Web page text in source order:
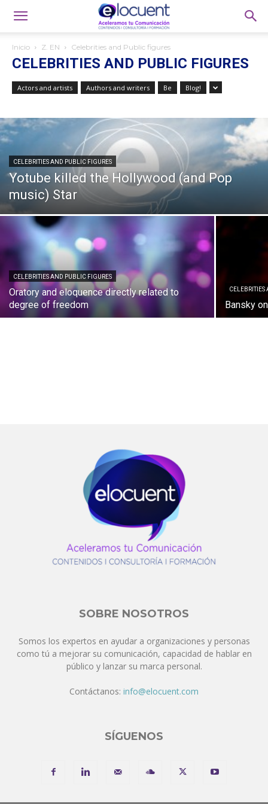
Inicio Z. EN Celebrities and Public figures
CELEBRITIES AND PUBLIC FIGURES
Actors and artists Authors and writers Be Blog!
CELEBRITIES AND PUBLIC FIGURES
Yotube killed the Hollywood (and Pop
music) Star
CELEBRITIES AND PUBLIC FIGURES
Oratory and eloquence directly related to
degree of freedom
CELEBRITIES
Bansky
SOBRE NOSOTROS
Somos los expertos en ayudar a organizaciones y personas
como tú a mejorar su comunicación, capacidad de hablar en
público y lanzar su marca personal.
Contáctanos: info@elocuent.com
SÍGUENOS